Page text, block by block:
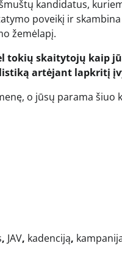
kandidatus,
poveikį ir
žemėlapį.
skaitytojų kaip
artėjant lapkritį
o jūsų parama
, JAV, kadenciją,